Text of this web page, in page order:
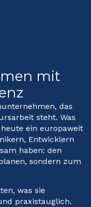
mit
das
steht. Was
ein europaweit
Entwicklern
haben: den
sondern zum
was sie
praxistauglich.